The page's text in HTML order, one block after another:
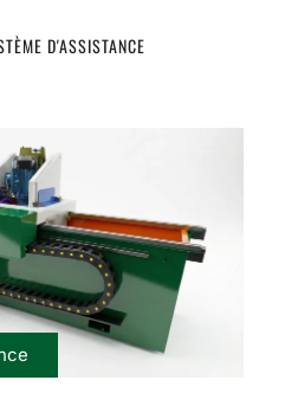
D'ASSISTANCE